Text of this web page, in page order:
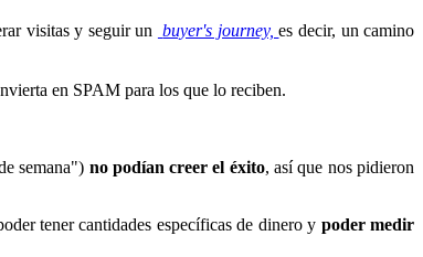
visitas y seguir un buyer's journey,es decir, un camino
en SPAM para los que lo reciben.
semana") no podían creer el éxito, así que nos pidieron
tener cantidades específicas de dinero y poder medir